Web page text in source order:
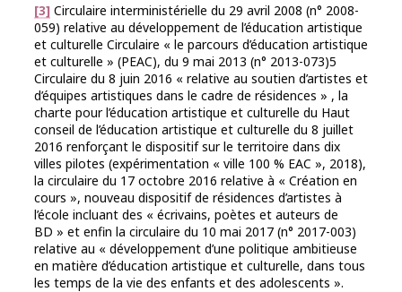
[3] Circulaire interministérielle du 29 avril 2008 (n° 2008-
059) relative au développement de l’éducation artistique
et culturelle Circulaire « le parcours d’éducation artistique
et culturelle » (PEAC), du 9 mai 2013 (n° 2013-073)5
Circulaire du 8 juin 2016 « relative au soutien d’artistes et
d’équipes artistiques dans le cadre de résidences » , la
charte pour l’éducation artistique et culturelle du Haut
conseil de l’éducation artistique et culturelle du 8 juillet
2016 renforçant le dispositif sur le territoire dans dix
villes pilotes (expérimentation « ville 100 % EAC », 2018),
la circulaire du 17 octobre 2016 relative à « Création en
cours », nouveau dispositif de résidences d’artistes à
l’école incluant des « écrivains, poètes et auteurs de
BD » et enfin la circulaire du 10 mai 2017 (n° 2017-003)
relative au « développement d’une politique ambitieuse
en matière d’éducation artistique et culturelle, dans tous
les temps de la vie des enfants et des adolescents ».